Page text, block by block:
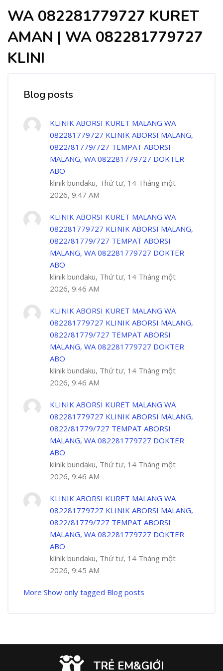
WA 082281779727 KURET
AMAN | WA 082281779727
KLINI
Blog posts
KLINIK ABORSI KURET MALANG WA
082281779727 KLINIK ABORSI MALANG,
0822/81779/727 TEMPAT ABORSI
MALANG, WA 082281779727 DOKTER
ABO
klinik bundaku, Thứ tư, 14 Tháng một
2026, 9:47 AM
KLINIK ABORSI KURET MALANG WA
082281779727 KLINIK ABORSI MALANG,
0822/81779/727 TEMPAT ABORSI
MALANG, WA 082281779727 DOKTER
ABO
klinik bundaku, Thứ tư, 14 Tháng một
2026, 9:46 AM
KLINIK ABORSI KURET MALANG WA
082281779727 KLINIK ABORSI MALANG,
0822/81779/727 TEMPAT ABORSI
MALANG, WA 082281779727 DOKTER
ABO
klinik bundaku, Thứ tư, 14 Tháng một
2026, 9:46 AM
KLINIK ABORSI KURET MALANG WA
082281779727 KLINIK ABORSI MALANG,
0822/81779/727 TEMPAT ABORSI
MALANG, WA 082281779727 DOKTER
ABO
klinik bundaku, Thứ tư, 14 Tháng một
2026, 9:46 AM
KLINIK ABORSI KURET MALANG WA
082281779727 KLINIK ABORSI MALANG,
0822/81779/727 TEMPAT ABORSI
MALANG, WA 082281779727 DOKTER
ABO
klinik bundaku, Thứ tư, 14 Tháng một
2026, 9:45 AM
More Show only tagged Blog posts
TRẺ EM&GIỚI